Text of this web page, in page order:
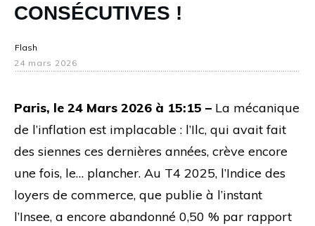
CONSÉCUTIVES !
Flash
24 mars 2026
Paris, le 24 Mars 2026 à 15:15 – La mécanique
de l’inflation est implacable : l’Ilc, qui avait fait
des siennes ces dernières années, crève encore
une fois, le… plancher. Au T4 2025, l’Indice des
loyers de commerce, que publie à l’instant
l’Insee, a encore abandonné 0,50 % par rapport